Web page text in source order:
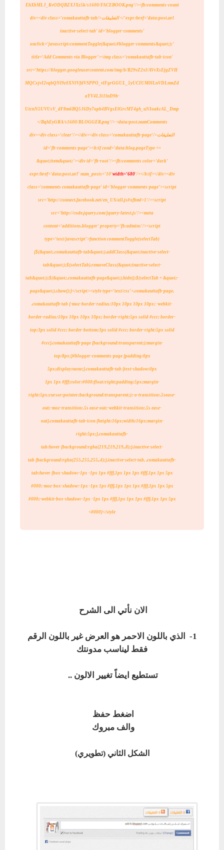
EhXbMLJ_KvODQBZXJXz5k/s1600/FACEBOOK.png'/><fb:comments-count
expr:href='data:post.url'/> التعليقات </div>
<div class='comakauttafb-tab
inactive-select-tab' id='blogger-comments'
onclick='javascript:commentToggle(&quot;#blogger-comments&quot;);'
title='Add Comments via Blogger'><img class='comakauttafb-tab-icon'
src='https://blogger.googleusercontent.com/img/b/R29vZ2xl/AVvXsEjgZVH
MQCxjvI2vqbQNl9z0XNlVfdVSPPO_vlFgrGGUL_5yUCIUM0lLnVDLnmZd
aYV4L3i1lnD9b-
UtcnN5UVUsV_dF8m6BQ5J6Dy7opb4BVgsElGrcMT4gh_uNIoakcAL_Dmp
BqhEyGRA/s1600/BLOGGER.png'/>
<data:post.numComments/>
التعليقات</div><div class='clear'/>
</div><div class='comakauttafb-page'
id='fb-comments-page'><b:if cond='data:blog.pageType ==
&quot;item&quot;'><div id='fb-root'/><fb:comments color='dark'
expr:href='data:post.url' num_posts='10'width='680'/></b:if></div><div
class='comments comakauttafb-page' id='blogger-comments-page'><script
src='http://connect.facebook.net/en_US/all.js#xfbml=1'/><script
src='http://code.jquery.com/jquery-latest.js'/><meta
content='additions.blogger' property='fb:admins'/><script
type='text/javascript'>function commentToggle(selectTab)
{$(&quot;.comakauttafb-tab&quot;).addClass(&quot;inactive-select-
tab&quot;);$(selectTab).removeClass(&quot;inactive-select-
tab&quot;);$(&quot;.comakauttafb-page&quot;).hide();$(selectTab + &quot;-
page&quot;).show();}</script><style type='text/css'>.comakauttafb-page,
.comakauttafb-tab {-moz-border-radius:10px 10px 10px 10px; -webkit-
border-radius:10px 10px 10px 10px; border-right:5px solid #ccc; border-
top:3px solid #ccc; border-bottom:3px solid #ccc; border-right:5px solid
#ccc}.comakauttafb-page {background:transparent;);margin-
top:8px;}#blogger-comments-page {padding:0px
5px;display:none;}.comakauttafb-tab {text-shadow:0px
1px 1px #fff;color:#000;float:right;padding:5px;margin-
right:5px;cursor:pointer;background:transparent;);-o-transition:.5sease-
out;-moz-transition:.5s ease-out;-webkit-transition:.5s ease-
out}.comakauttafb-tab-icon {height:16px;width:16px;margin-
right:5px;}.comakauttafb-
tab:hover {background:rgba(219,219,219,.8);}.inactive-select-
tab {background:rgba(255,255,255,.4);}.inactive-select-tab, .comakauttafb-
tab:hover {box-shadow:-1px -1px 1px #fff,1px 1px 1px #fff,1px 1px 5px
#000;-moz-box-shadow:-1px -1px 1px #fff,1px 1px 1px #fff,1px 1px 5px
#000;-webkit-box-shadow:-1px -1px 1px #fff,1px 1px 1px #fff,1px 1px 5px
#000}</style>
الان نأتي الى الشرح
1- الذي باللون الاحمر هو العرض غير باللون الرقم
فقط ليناسب مدونتك
تستطيع ايضاً تغيير الالون ..
اضغط حفظ
والف مبروك
الشكل الثاني (تطويري)